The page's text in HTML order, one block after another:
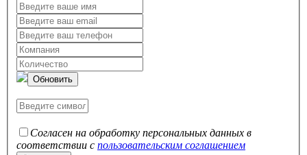
Обновить
Согласен на обработку персональных данных в
соответствии с пользовательским соглашением